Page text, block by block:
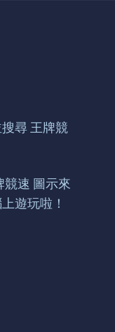
尋 王牌競
競速 圖示來
遊玩啦！